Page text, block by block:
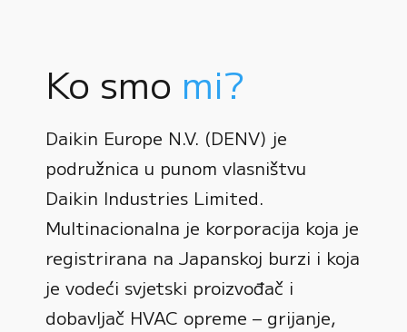
Ko smo mi?
Daikin Europe N.V. (DENV) je
podružnica u punom vlasništvu
Daikin Industries Limited.
Multinacionalna je korporacija koja je
registrirana na Japanskoj burzi i koja
je vodeći svjetski proizvođač i
dobavljač HVAC opreme – grijanje,
0